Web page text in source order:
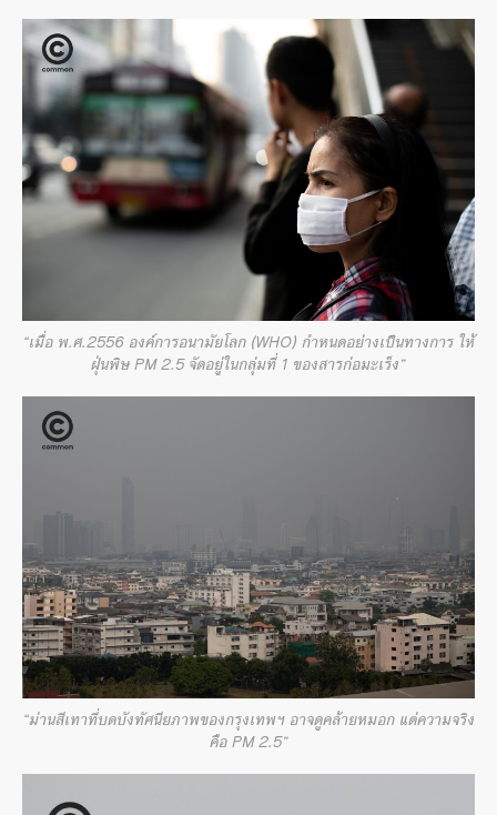
“เมื่อ พ.ศ.2556 องค์การอนามัยโลก (WHO) กำหนดอย่างเป็นทางการ ให้
ฝุ่นพิษ PM 2.5 จัดอยู่ในกลุ่มที่ 1 ของสารก่อมะเร็ง”
“ม่านสีเทาที่บดบังทัศนียภาพของกรุงเทพฯ อาจดูคล้ายหมอก แต่ความจริง
คือ PM 2.5”